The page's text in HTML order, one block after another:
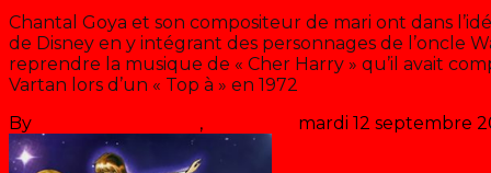
Chantal Goya et son compositeur de mari ont dans
de Disney en y intégrant des personnages de l’oncle
reprendre la musique de « Cher Harry » qu’il avait
Vartan lors d’un « Top à » en 1972
By
, mardi 12 septembre